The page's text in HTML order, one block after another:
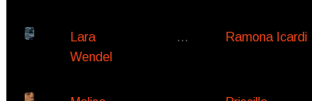
Lara
Wendel
… Ramona Icardi